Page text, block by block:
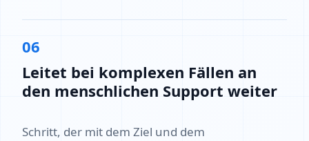
06
Leitet bei komplexen Fällen an
den menschlichen Support weiter
Schritt, der mit dem Ziel und dem